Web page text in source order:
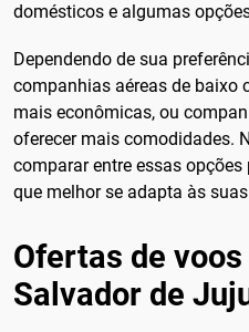
domésticos e algumas
Dependendo de sua
companhias aéreas de baixo
mais econômicas, ou
oferecer mais comodidades.
comparar entre essas
que melhor se adapta às
Ofertas de
Salvador de